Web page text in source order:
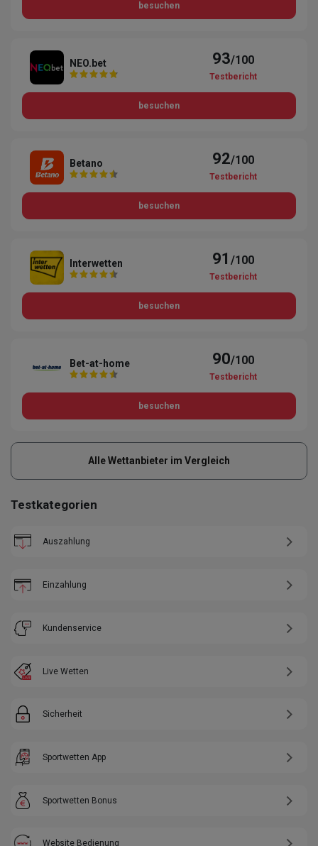
besuchen
NEO.bet 93/100
Testbericht
besuchen
Betano 92/100
Testbericht
besuchen
Interwetten 91/100
Testbericht
besuchen
Bet-at-home 90/100
Testbericht
besuchen
Alle Wettanbieter im Vergleich
Testkategorien
Auszahlung
Einzahlung
Kundenservice
Live Wetten
Sicherheit
Sportwetten App
Sportwetten Bonus
Website Bedienung